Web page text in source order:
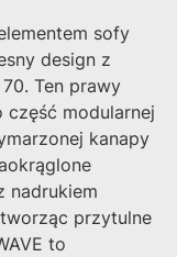
sofy
design z
Ten prawy
część modularnej
kanapy
nadrukiem
przytulne
to